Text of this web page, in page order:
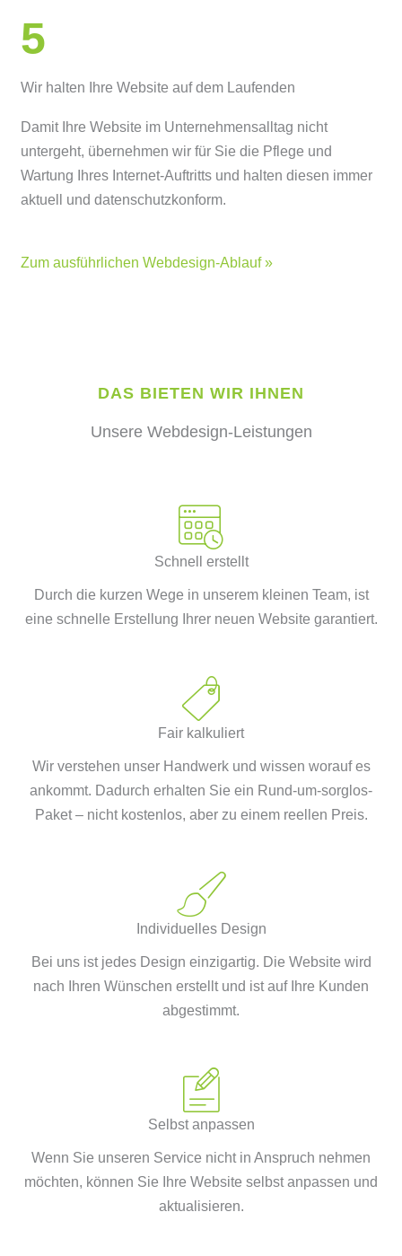
5
Wir halten Ihre Website auf dem Laufenden
Damit Ihre Website im Unternehmensalltag nicht
untergeht, übernehmen wir für Sie die Pflege und
Wartung Ihres Internet-Auftritts und halten diesen immer
aktuell und datenschutzkonform.
Zum ausführlichen Webdesign-Ablauf »
DAS BIETEN WIR IHNEN
Unsere Webdesign-Leistungen
Schnell erstellt
Durch die kurzen Wege in unserem kleinen Team, ist
eine schnelle Erstellung Ihrer neuen Website garantiert.
Fair kalkuliert
Wir verstehen unser Handwerk und wissen worauf es
ankommt. Dadurch erhalten Sie ein Rund-um-sorglos-
Paket – nicht kostenlos, aber zu einem reellen Preis.
Individuelles Design
Bei uns ist jedes Design einzigartig. Die Website wird
nach Ihren Wünschen erstellt und ist auf Ihre Kunden
abgestimmt.
Selbst anpassen
Wenn Sie unseren Service nicht in Anspruch nehmen
möchten, können Sie Ihre Website selbst anpassen und
aktualisieren.